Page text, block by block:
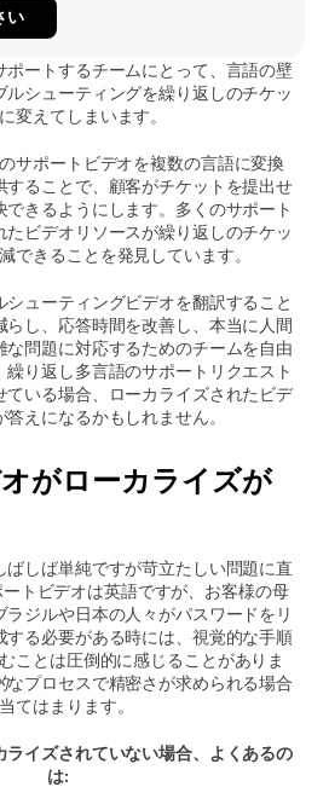
い
ポートするチームにとって、言語の壁
ルシューティングを繰り返しのチケッ
変えてしまいます。
サポートビデオを複数の言語に変換
することで、顧客がチケットを提出せ
きるようにします。多くのサポート
ビデオリソースが繰り返しのチケッ
できることを発見しています。
シューティングビデオを翻訳すること
らし、応答時間を改善し、本当に人間
問題に対応するためのチームを自由
り返し多言語のサポートリクエスト
ている場合、ローカライズされたビデ
えになるかもしれません。
がローカライズが
ばしば単純ですが苛立たしい問題に直
トビデオは英語ですが、お客様の母
ジルや日本の人々がパスワードをリ
する必要がある時には、視覚的な手順
ことは圧倒的に感じることがありま
なプロセスで精密さが求められる場合
てはまります。
ライズされていない場合、よくあるの
は: